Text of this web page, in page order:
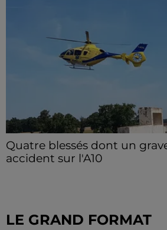
Quatre blessés dont un
accident sur l'A10
LE GRAND FORMAT